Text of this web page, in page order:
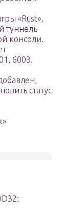
«Rust»,
туннель
консоли.
6003.
статус